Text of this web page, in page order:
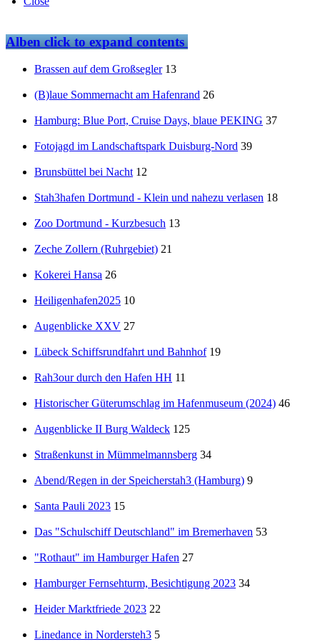
Albenclick to expand contents
Brassen auf dem Großsegler 13
(B)laue Sommernacht am Hafenrand 26
Hamburg: Blue Port, Cruise Days, blaue PEKING 37
Fotojagd im Landschaftspark Duisburg-Nord 39
Brunsbüttel bei Nacht 12
Stah3hafen Dortmund - Klein und nahezu verlasen 18
Zoo Dortmund - Kurzbesuch 13
Zeche Zollern (Ruhrgebiet) 21
Kokerei Hansa 26
Heiligenhafen2025 10
Augenblicke XXV 27
Lübeck Schiffsrundfahrt und Bahnhof 19
Rah3our durch den Hafen HH 11
Historischer Güterumschlag im Hafenmuseum (2024) 46
Augenblicke II Burg Waldeck 125
Straßenkunst in Mümmelmannsberg 34
Abend/Regen in der Speicherstah3 (Hamburg) 9
Santa Pauli 2023 15
Das "Schulschiff Deutschland" im Bremerhaven 53
"Rothaut" im Hamburger Hafen 27
Hamburger Fernsehturm, Besichtigung 2023 34
Heider Marktfriede 2023 22
Linedance in Nordersteh3 5